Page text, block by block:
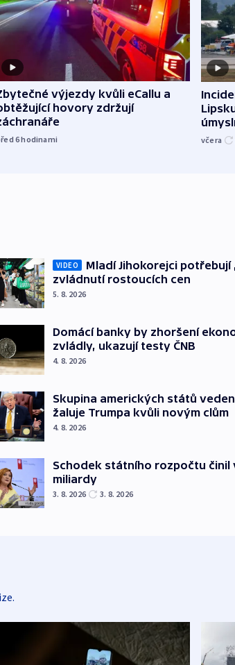
výjezdy kvůli eCallu a
hovory zdržují
6hodinami včera
VIDEO
Mladí Jihokorejci potřebují
zvládnutí rostoucích cen
5. 8. 2026
Domácí banky by zhoršení
zvládly, ukazují testy ČNB
4. 8. 2026
Skupina amerických států
žaluje Trumpa kvůli novým clům
4. 8. 2026
Schodek státního rozpočtu činil
miliardy
3. 8. 2026 3. 8. 2026